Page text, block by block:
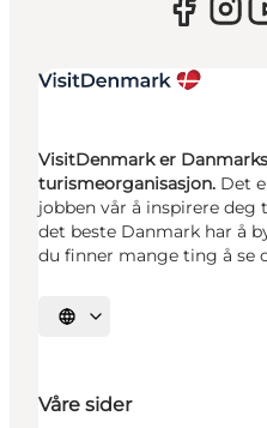
VisitDenmark er
turismeorganisasjon. Det
jobben vår å inspirere deg
det beste Danmark har å
du finner mange ting å se
Velg språk
Våre sider